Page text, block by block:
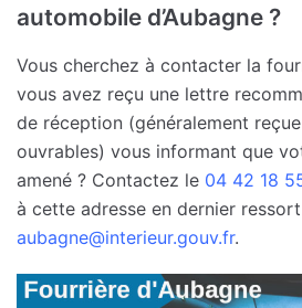
automobile d’Aubagne ?
Vous cherchez à contacter la
vous avez reçu une lettre
de réception (généralement
ouvrables) vous informant que
amené ? Contactez le 04 42 18
à cette adresse en dernier
aubagne@interieur.gouv.fr.